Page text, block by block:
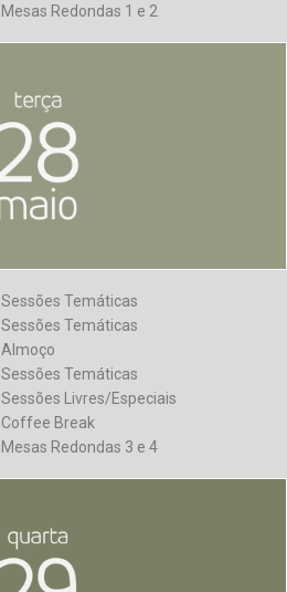
Mesas Redondas 1 e 2
Sessões Temáticas
Sessões Temáticas
Almoço
Sessões Temáticas
Sessões Livres/Especiais
Coffee Break
Mesas Redondas 3 e 4